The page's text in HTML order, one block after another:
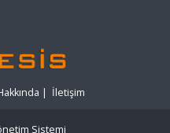
| İletişim
Sistemi